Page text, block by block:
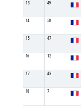
13 49
14 50
15 47
16 12
17 43
18 7